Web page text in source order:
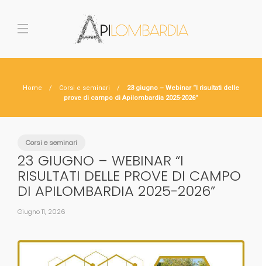
Home Corsi e seminari
23 giugno – Webinar “I risultati delle
prove di campo di Apilombardia 2025-2026”
Corsi e seminari
23 GIUGNO – WEBINAR “I
RISULTATI DELLE PROVE DI CAMPO
DI APILOMBARDIA 2025-2026”
Giugno 11, 2026